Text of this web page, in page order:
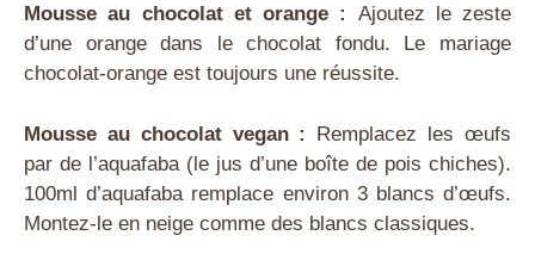
Mousse au chocolat et orange : Ajoutez le zeste
d’une orange dans le chocolat fondu. Le mariage
chocolat-orange est toujours une réussite.
Mousse au chocolat vegan : Remplacez les œufs
par de l’aquafaba (le jus d’une boîte de pois chiches).
100ml d’aquafaba remplace environ 3 blancs d’œufs.
Montez-le en neige comme des blancs classiques.